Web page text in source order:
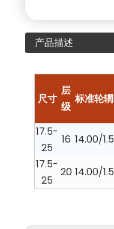
产品描述
尺寸
层
级
标准轮辋
17.5-
25
16 14.00/1.5
17.5-
25
20 14.00/1.5